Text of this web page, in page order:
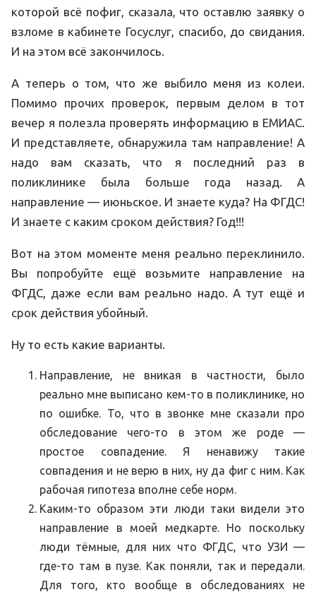
которой всё пофиг, сказала, что оставлю заявку о
взломе в кабинете Госуслуг, спасибо, до свидания.
И на этом всё закончилось.
А теперь о том, что же выбило меня из колеи.
Помимо прочих проверок, первым делом в тот
вечер я полезла проверять информацию в ЕМИАС.
И представляете, обнаружила там направление! А
надо вам сказать, что я последний раз в
поликлинике была больше года назад. А
направление — июньское. И знаете куда? На ФГДС!
И знаете с каким сроком действия? Год!!!
Вот на этом моменте меня реально переклинило.
Вы попробуйте ещё возьмите направление на
ФГДС, даже если вам реально надо. А тут ещё и
срок действия убойный.
Ну то есть какие варианты.
Направление, не вникая в частности, было
реально мне выписано кем-то в поликлинике, но
по ошибке. То, что в звонке мне сказали про
обследование чего-то в этом же роде —
простое совпадение. Я ненавижу такие
совпадения и не верю в них, ну да фиг с ним. Как
рабочая гипотеза вполне себе норм.
Каким-то образом эти люди таки видели это
направление в моей медкарте. Но поскольку
люди тёмные, для них что ФГДС, что УЗИ —
где-то там в пузе. Как поняли, так и передали.
Для того, кто вообще в обследованиях не